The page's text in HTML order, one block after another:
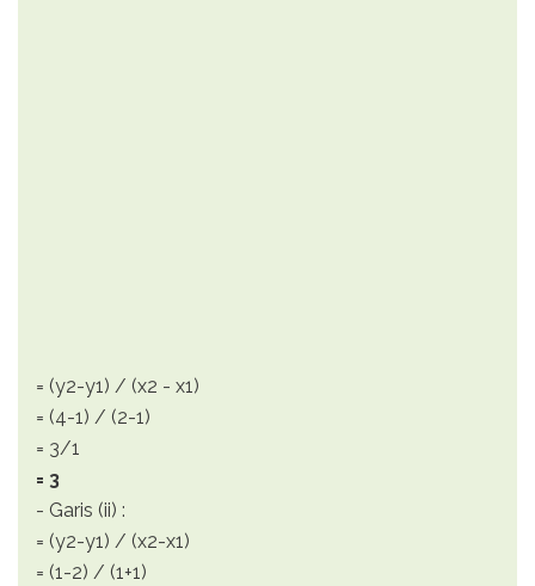
= (y2-y1) / (x2 - x1)
= (4-1) / (2-1)
= 3/1
= 3
- Garis (ii) :
= (y2-y1) / (x2-x1)
= (1-2) / (1+1)